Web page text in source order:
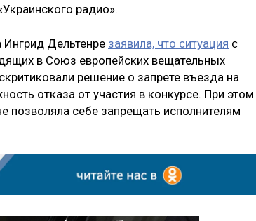
радио».
Ингрид Дельтенре заявила, что ситуация с
в Союз европейских вещательных
решение о запрете въезда на
отказа от участия в конкурсе. При этом
позволяла себе запрещать исполнителям